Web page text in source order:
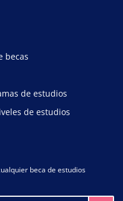
becas
de estudios
de estudios
beca de estudios